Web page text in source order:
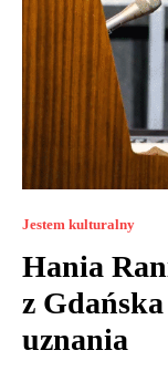
Jestem kulturalny
Hania
z
uznania